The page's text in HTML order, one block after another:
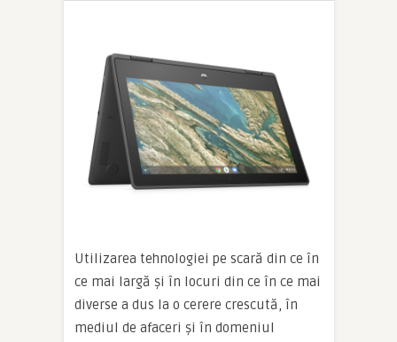
Utilizarea tehnologiei pe scară din ce în
ce mai largă și în locuri din ce în ce mai
diverse a dus la o cerere crescută, în
mediul de afaceri și în domeniul